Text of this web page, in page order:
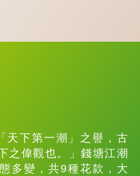
下第一潮」之譽，古
之偉觀也。」錢塘江潮
多變，共9種花款，大